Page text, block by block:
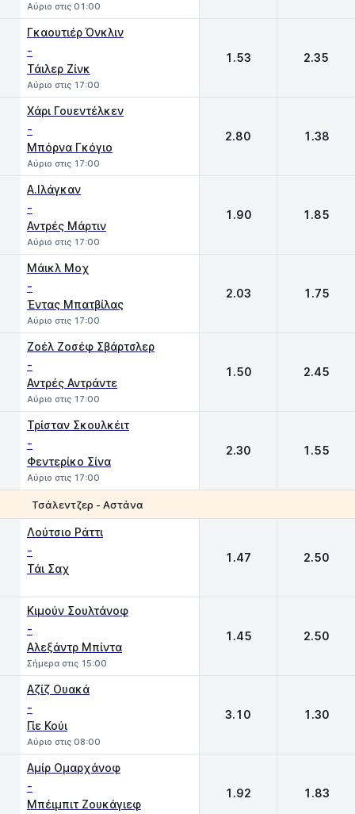
Αύριο στις 01:00
Γκαουτιέρ Όνκλιν
-
Τάιλερ Ζίνκ
Αύριο στις 17:00
1.53 2.35
Χάρι Γουεντέλκεν
-
Μπόρνα Γκόγιο
Αύριο στις 17:00
2.80 1.38
Α.Ιλάγκαν
-
Αντρές Μάρτιν
Αύριο στις 17:00
1.90 1.85
Mάικλ Μοχ
-
Έντας Μπατβίλας
Αύριο στις 17:00
2.03 1.75
Ζοέλ Ζοσέφ Σβάρτσλερ
-
Αντρές Αντράντε
Αύριο στις 17:00
1.50 2.45
Τρίσταν Σκουλκέιτ
-
Φεντερίκο Σίνα
Αύριο στις 17:00
2.30 1.55
Τσάλεντζερ - Αστάνα
Λούτσιο Ράττι
-
Τάι Σαχ
1.47 2.50
Κιμούν Σουλτάνοφ
-
Αλεξάντρ Μπίντα
Σήμερα στις 15:00
1.45 2.50
Αζίζ Ουακά
-
Γίε Κούι
Αύριο στις 08:00
3.10 1.30
Αμίρ Ομαρχάνοφ
-
Μπέιμπιτ Ζουκάγιεφ
1.92 1.83